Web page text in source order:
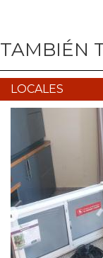
TAMBIÉN
LOCALES